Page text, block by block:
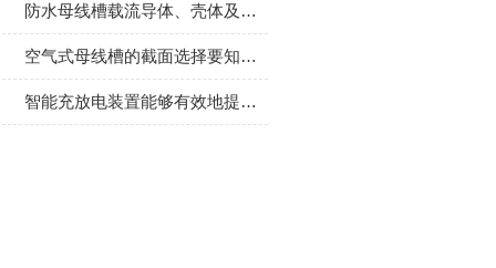
防水母线槽载流导体、壳体及绝缘材料组成分析
空气式母线槽的截面选择要知道哪些？
智能充放电装置能够有效地提高电池的使用寿命和安全性